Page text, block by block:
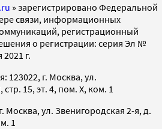
» зарегистрировано Федеральной
связи, информационных
регистрационный
о регистрации: серия Эл №
г.
123022, г. Москва, ул.
15, эт. 4, пом. X, ком. 1
Москва, ул. Звенигородская 2-я, д.
1